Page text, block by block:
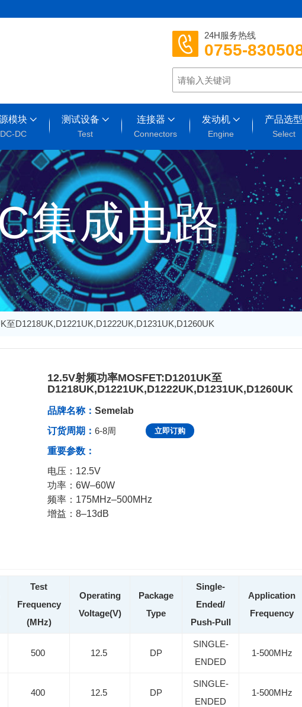
24H服务热线
0755-
模块
DC-DC
测试设备
Test
连接器
Connectors
发动机
Engine
产品选型
Select
集成电路
至D1218UK,D1221UK,D1222UK,D1231UK,D1260UK
12.5V射频功率MOSFET:D1201UK至
D1218UK,D1221UK,D1222UK,D1231UK,D1260UK
发布于：2025-11-10 17:27:09
品牌名称：Semelab
订货周期：6-8周 立即订购
重要参数：
电压：12.5V
功率：6W–60W
频率：175MHz–500MHz
增益：8–13dB
Test
Frequency
(MHz)
Operating
Voltage(V)
Package
Type
Single-
Ended/
Push-Pull
Application
Frequency
500 12.5 DP
SINGLE-
ENDED
1-500MHz
400 12.5 DP
SINGLE-
ENDED
1-500MHz